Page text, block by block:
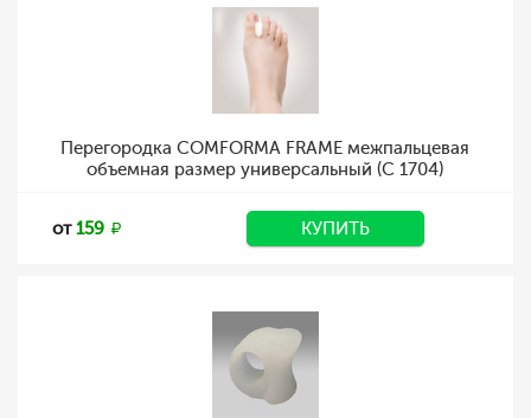
Перегородка COMFORMA FRAME межпальцевая
объемная размер универсальный (С 1704)
от159 КУПИТЬ